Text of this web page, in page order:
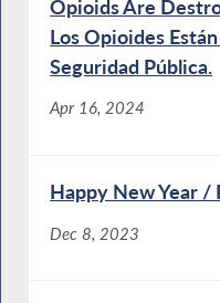
Opioids Are
Los Opioides
Seguridad Pública.
Apr 16, 2024
Happy New Year /
Dec 8, 2023